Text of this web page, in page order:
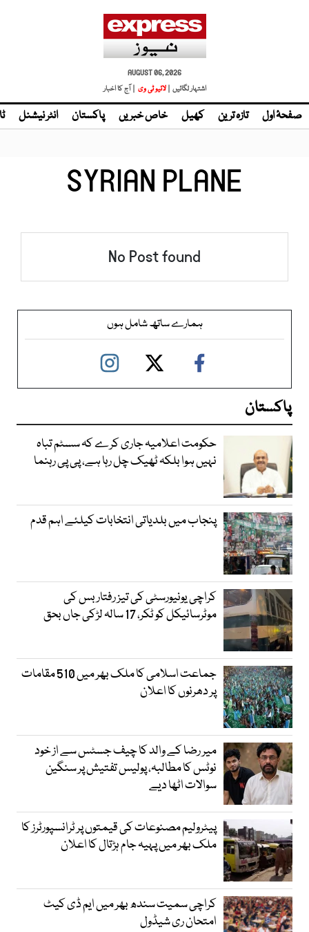
AUGUST 06, 2026
اشتہار لگائیں |
| آج کا اخبار
صفحۂ اول تازہ ترین کھیل خاص خبریں پاکستان انٹر نیشنل
SYRIAN PLANE
No Post found
ہمارے ساتھ شامل ہوں
پاکستان
حکومت اعلامیہ جاری کرے کہ سسٹم تباہ
نہیں ہوا بلکہ ٹھیک چل رہا ہے، پی پی رہنما
پنجاب میں بلدیاتی انتخابات کیلئے اہم قدم
کراچی یونیورسٹی کی تیز رفتار بس کی
موٹرسائیکل کو ٹکر، 17 سالہ لڑکی جاں بحق
جماعت اسلامی کا ملک بھر میں 510 مقامات
پر دھرنوں کا اعلان
میر رضا کے والد کا چیف جسٹس سے از خود
نوٹس کا مطالبہ، پولیس تفتیش پر سنگین
سوالات اٹھا دیے
پیٹرولیم مصنوعات کی قیمتوں پر ٹرانسپورٹرز کا
ملک بھر میں پہیہ جام ہڑتال کا اعلان
کراچی سمیت سندھ بھر میں ایم ڈی کیٹ
امتحان ری شیڈول